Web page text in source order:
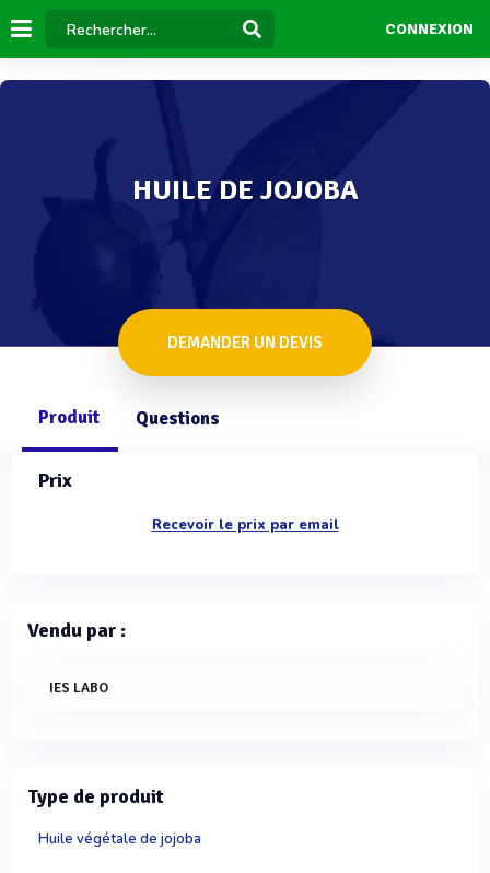
CONNEXION
HUILE DE JOJOBA
DEMANDER UN DEVIS
Produit Questions
Prix
Recevoir le prix par email
Vendu par :
IES LABO
Type de produit
Huile végétale de jojoba